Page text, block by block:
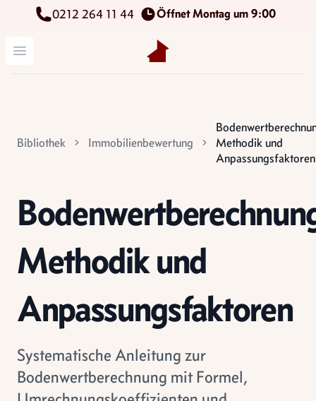
0212 264 11 44 Öffnet Montag um 9:00
Menü öffnen Kettenbach Immobilien GmbH
Bibliothek Immobilienbewertung
Methodik und
Anpassungsfaktoren
Methodik und
Anpassungsfaktoren
Systematische Anleitung zur
Bodenwertberechnung mit Formel,